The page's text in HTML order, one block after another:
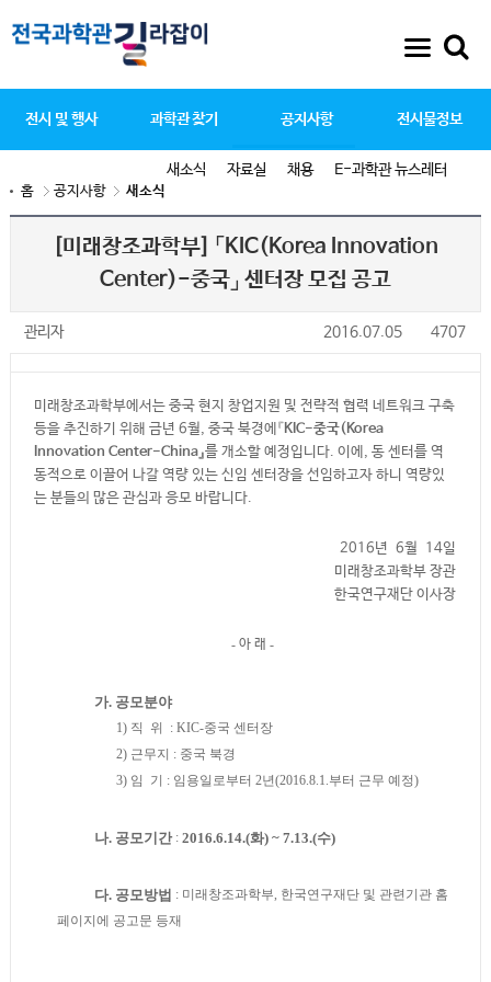
전시 및 행사 과학관 찾기 공지사항
새소식 자료실 채용 E-과학관 뉴스레터
전시물정보
홈 공지사항 새소식
[미래창조과학부] 「KIC(Korea Innovation
Center)-중국」 센터장 모집 공고
관리자 2016.07.05 4707
미래창조과학부에서는 중국 현지 창업지원 및 전략적 협력 네트워크 구축
등을 추진하기 위해 금년 6월, 중국 북경에『 KIC-중국(Korea
Innovation Center-China』를 개소할 예정입니다. 이에, 동 센터를 역
동적으로 이끌어 나갈 역량 있는 신임 센터장을 선임하고자 하니 역량있
는 분들의 많은 관심과 응모 바랍니다.
2016년 6월 14일
미래창조과학부 장관
한국연구재단 이사장
- 아 래 -
가. 공모분야
1) 직 위 : KIC-중국 센터장
2) 근무지 : 중국 북경
3) 임 기 : 임용일로부터 2년(2016.8.1.부터 근무 예정)
나. 공모기간 :2016.6.14.(화) ~ 7.13.(수)
다. 공모방법 : 미래창조과학부, 한국연구재단 및 관련기관 홈
페이지에 공고문 등재